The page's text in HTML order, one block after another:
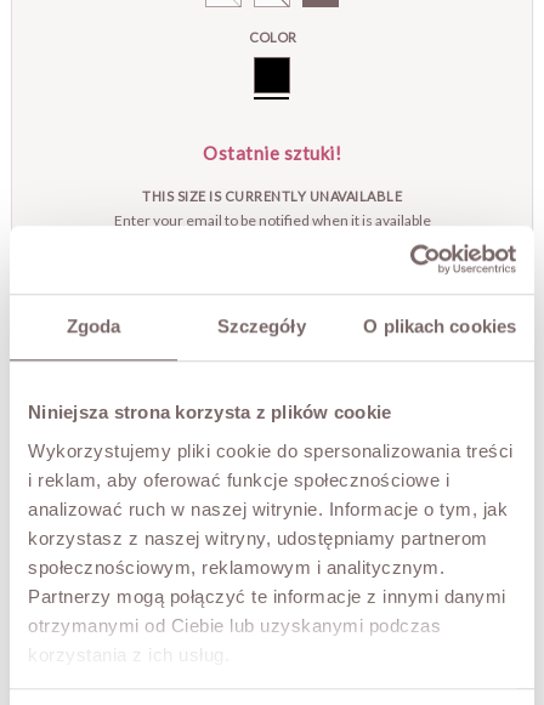
Zgoda Szczegóły O plikach cookies
Niniejsza strona korzysta z plików cookie
Wykorzystujemy pliki cookie do spersonalizowania treści
i reklam, aby oferować funkcje społecznościowe i
analizować ruch w naszej witrynie. Informacje o tym, jak
korzystasz z naszej witryny, udostępniamy partnerom
społecznościowym, reklamowym i analitycznym.
Partnerzy mogą połączyć te informacje z innymi danymi
otrzymanymi od Ciebie lub uzyskanymi podczas
korzystania z ich usług.
COLOR
Ostatnie sztuki!
THIS SIZE IS CURRENTLY UNAVAILABLE
Enter your email to be notified when it is available
NOTIFY ME
DESCRIPTION
A faux-leather jacket with shearling. Fully lined with soft,
warm shearling in a light tone. Zip fastening, two pockets,
and a decorative snap strap at the collar for extra warmth.
A stylish jacket with decorative shearling, very much in
line with current trends.
The model is 173 cm tall and is wearing a size S.